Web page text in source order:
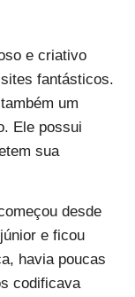
e criativo
fantásticos.
um
Ele possui
sua
desde
e ficou
havia poucas
codificava